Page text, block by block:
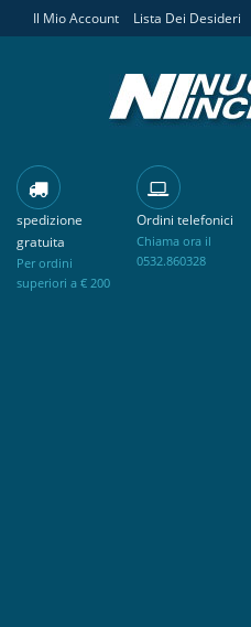
Il Mio Account Lista Dei Desideri
spedizione
gratuita
Per ordini
superiori a € 200
Ordini telefonici
Chiama ora il
0532.860328